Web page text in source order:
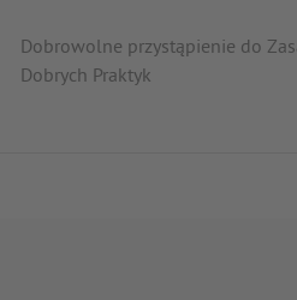
Dobrowolne przystąpienie do
Dobrych Praktyk